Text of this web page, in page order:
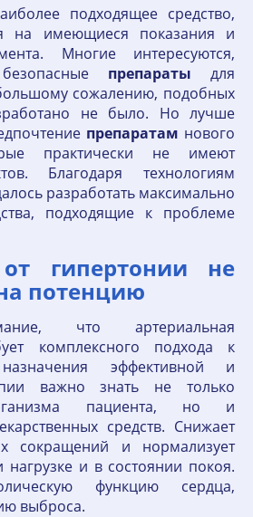
подходящее средство,
на имеющиеся показания и
Многие интересуются,
препараты для
сожалению, подобных
не было. Но лучше
препаратам нового
практически не имеют
Благодаря технологиям
разработать максимально
подходящие к проблеме
гипертонии не
потенцию
что артериальная
комплексного подхода к
эффективной и
важно знать не только
пациента, но и
средств. Снижает
сокращений и нормализует
нагрузке и в состоянии покоя.
функцию сердца,
выброса.